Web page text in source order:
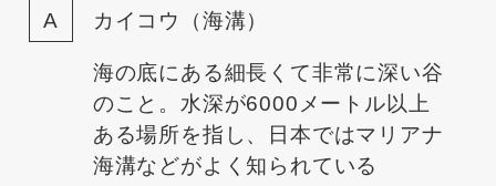
カイコウ（海溝）
海の底にある細長くて非常に深い谷
のこと。水深が6000メートル以上
ある場所を指し、日本ではマリアナ
海溝などがよく知られている